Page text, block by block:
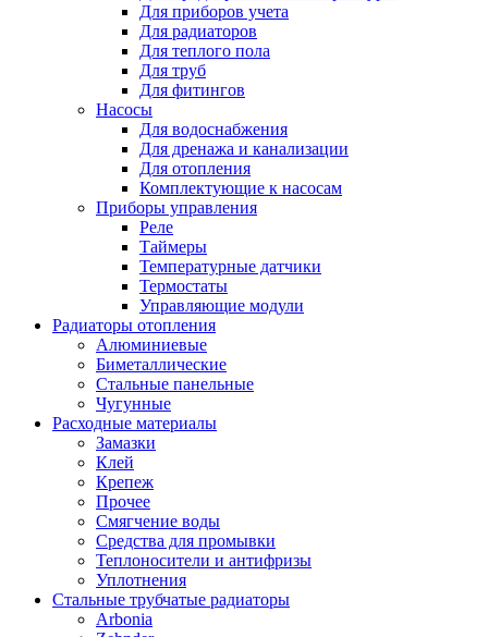
Для приборов учета
Для радиаторов
Для теплого пола
Для труб
Для фитингов
Насосы
Для водоснабжения
Для дренажа и канализации
Для отопления
Комплектующие к насосам
Приборы управления
Реле
Таймеры
Температурные датчики
Термостаты
Управляющие модули
Радиаторы отопления
Алюминиевые
Биметаллические
Стальные панельные
Чугунные
Расходные материалы
Замазки
Клей
Крепеж
Прочее
Смягчение воды
Средства для промывки
Теплоносители и антифризы
Уплотнения
Стальные трубчатые радиаторы
Arbonia